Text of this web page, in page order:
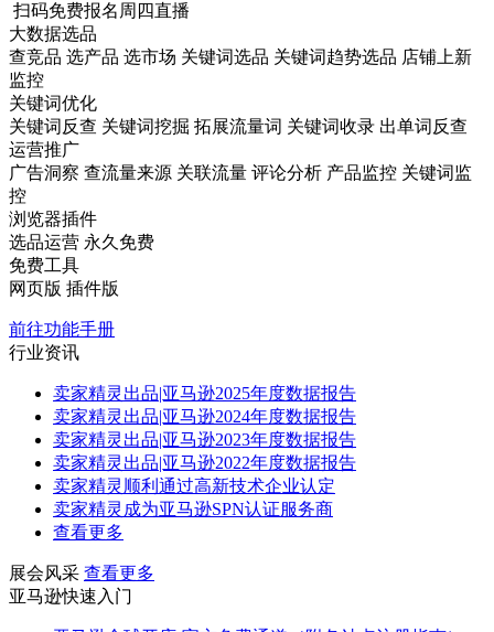
扫码免费报名周四直播
大数据选品
查竞品 选产品 选市场 关键词选品 关键词趋势选品 店铺上新
监控
关键词优化
关键词反查 关键词挖掘 拓展流量词 关键词收录 出单词反查
运营推广
广告洞察 查流量来源 关联流量 评论分析 产品监控 关键词监
控
浏览器插件
选品运营 永久免费
免费工具
网页版 插件版
前往功能手册
行业资讯
卖家精灵出品|亚马逊2025年度数据报告
卖家精灵出品|亚马逊2024年度数据报告
卖家精灵出品|亚马逊2023年度数据报告
卖家精灵出品|亚马逊2022年度数据报告
卖家精灵顺利通过高新技术企业认定
卖家精灵成为亚马逊SPN认证服务商
查看更多
展会风采 查看更多
亚马逊快速入门